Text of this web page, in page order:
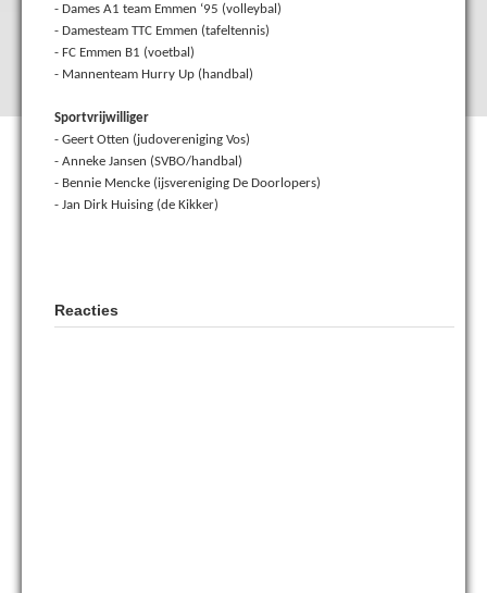
- Dames A1 team Emmen ‘95 (volleybal)
- Damesteam TTC Emmen (tafeltennis)
- FC Emmen B1 (voetbal)
- Mannenteam Hurry Up (handbal)
Sportvrijwilliger
- Geert Otten (judovereniging Vos)
- Anneke Jansen (SVBO/handbal)
- Bennie Mencke (ijsvereniging De Doorlopers)
- Jan Dirk Huising (de Kikker)
Reacties